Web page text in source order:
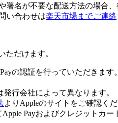
名が不要な配送方法の場合
い合わせは楽天市場までご連絡
ただけます。
の認証を行っていただきます。
行会社によって異なります。
よりAppleのサイトをご確認くだ
Payおよびクレジットカ